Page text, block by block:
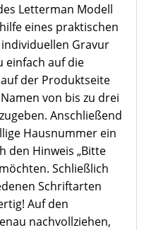
Letterman Modell
eines praktischen
Gravur
einfach auf die
der Produktseite
von bis zu drei
Anschließend
Hausnummer ein
den Hinweis „Bitte
Schließlich
Schriftarten
Auf den
nachvollziehen,